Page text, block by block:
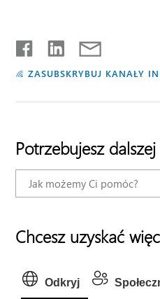
ZASUBSKRYBUJ KANAŁY
Potrzebujesz
Chcesz uzyskać
Odkryj